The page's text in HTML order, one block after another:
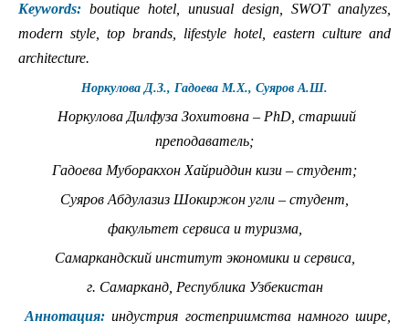
Keywords: boutique hotel, unusual design, SWOT analyzes,
modern style, top brands, lifestyle hotel, eastern culture and
architecture.
Норкулова Д.З., Гадоева М.Х., Суяров А.Ш.
Норкулова Дилфуза Зохитовна – PhD, старший
преподаватель;
Гадоева Муборакхон Хайриддин кизи – студент;
Суяров Абдулазиз Шокиржон угли – студент,
факультет сервиса и туризма,
Самаркандский институт экономики и сервиса,
г. Самарканд, Республика Узбекистан
Аннотация: индустрия гостеприимства намного шире,